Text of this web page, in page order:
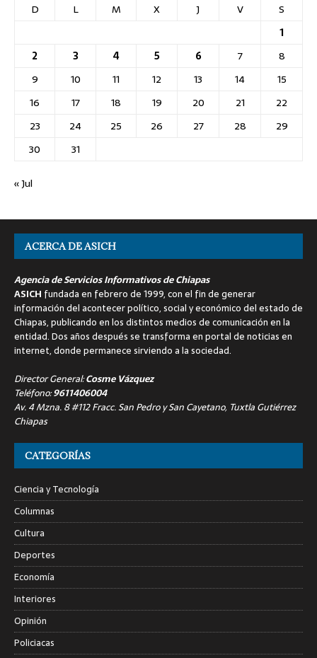
D
L M X J V
S
1
2
3 4 5 6 7
8
9
10 11 12 13 14
15
16
17 18 19 20 21
22
23
24 25 26 27 28
29
30
31
« Jul
ACERCA DE ASICH
Agencia de Servicios Informativos de Chiapas
ASICH fundada en febrero de 1999, con el fin de generar
información del acontecer político, social y económico del estado de
Chiapas, publicando en los distintos medios de comunicación en la
entidad. Dos años después se transforma en portal de noticias en
internet, donde permanece sirviendo a la sociedad.
Director General:Cosme Vázquez
Teléfono:9611406004
Av. 4 Mzna. 8 #112 Fracc. San Pedro y San Cayetano, Tuxtla Gutiérrez
Chiapas
CATEGORÍAS
Ciencia y Tecnología
Columnas
Cultura
Deportes
Economía
Interiores
Opinión
Policiacas